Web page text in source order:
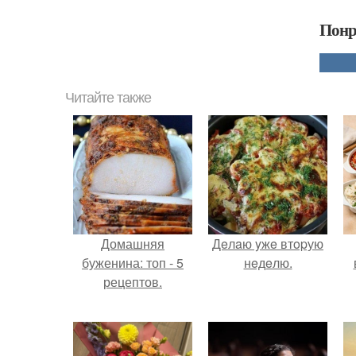
Читайте также
Домашняя
буженина: топ - 5
рецептов.
Дeлaю yжe втopую
нeдeлю.